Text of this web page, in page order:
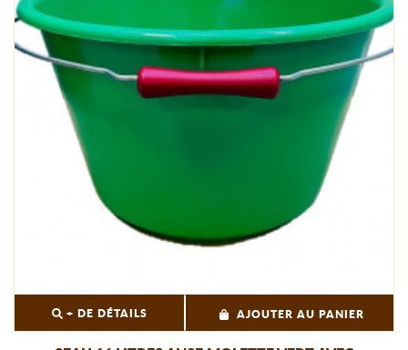
+ DE DÉTAILS AJOUTER AU PANIER